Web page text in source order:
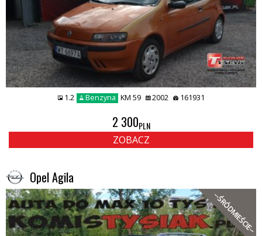
1.2 Benzyna KM 59 2002 161931
2 300PLN
ZOBACZ
Opel Agila
--ŚRÓDMIEŚCIE--